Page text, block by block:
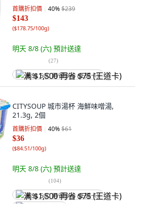
首購折扣價 40%$239
$143
($178.75/100g)
明天 8/8 (六) 預計送達
(27)
满 $1,500 再省 $75 (王道卡)
CITYSOUP 城市湯杯 海鮮味噌湯,
21.3g, 2個
首購折扣價 40%$61
$36
($84.51/100g)
明天 8/8 (六) 預計送達
(104)
满 $1,500 再省 $75 (王道卡)